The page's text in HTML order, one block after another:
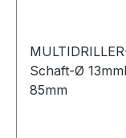
Schaft-Ø
85mm